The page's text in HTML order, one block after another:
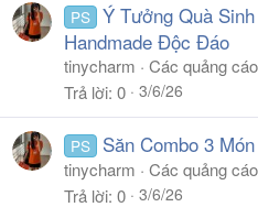
PS Ý Tưởng Quà
Handmade Độc Đáo
tinycharm
Các quảng
Trả lời 0 3/6/26
PS Săn Combo 3
tinycharm
Các quảng
Trả lời 0 3/6/26